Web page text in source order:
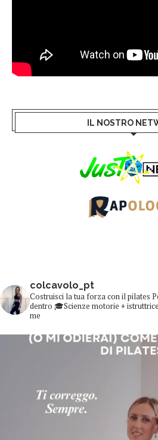
IL NOSTRO
colcavolo_pt
Costruisci la tua forza con il pilates
dentro 🎓Scienze motorie +
me